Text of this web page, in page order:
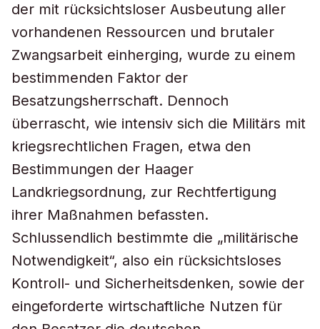
der mit rücksichtsloser Ausbeutung aller
vorhandenen Ressourcen und brutaler
Zwangsarbeit einherging, wurde zu einem
bestimmenden Faktor der
Besatzungsherrschaft. Dennoch
überrascht, wie intensiv sich die Militärs mit
kriegsrechtlichen Fragen, etwa den
Bestimmungen der Haager
Landkriegsordnung, zur Rechtfertigung
ihrer Maßnahmen befassten.
Schlussendlich bestimmte die „militärische
Notwendigkeit“, also ein rücksichtsloses
Kontroll- und Sicherheitsdenken, sowie der
eingeforderte wirtschaftliche Nutzen für